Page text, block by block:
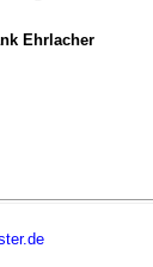
Ehrlacher